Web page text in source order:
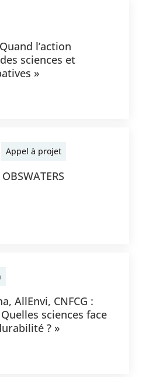
l’action
sciences et
»
Appel à projet
AllEnvi, CNFCG :
sciences face
? »